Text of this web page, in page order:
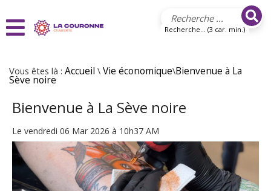
Recherche... (3 car. min.)
Vous êtes là : Accueil \ Vie économique\Bienvenue à La
Sève noire
Bienvenue à La Sève noire
Le vendredi 06 Mar 2026 à 10h37 AM